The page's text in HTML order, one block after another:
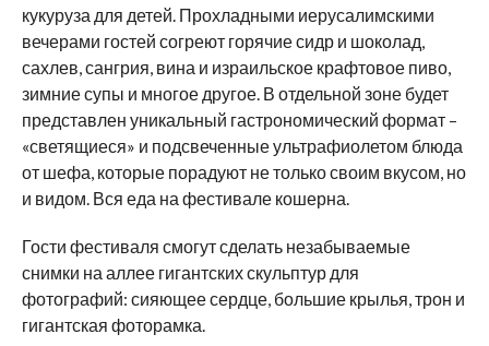
кукуруза для детей. Прохладными иерусалимскими
вечерами гостей согреют горячие сидр и шоколад,
сахлев, сангрия, вина и израильское крафтовое пиво,
зимние супы и многое другое. В отдельной зоне будет
представлен уникальный гастрономический формат –
«светящиеся» и подсвеченные ультрафиолетом блюда
от шефа, которые порадуют не только своим вкусом, но
и видом. Вся еда на фестивале кошерна.
Гости фестиваля смогут сделать незабываемые
снимки на аллее гигантских скульптур для
фотографий: сияющее сердце, большие крылья, трон и
гигантская фоторамка.